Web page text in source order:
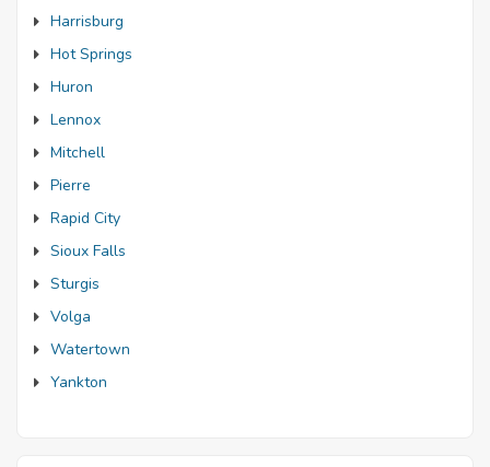
Harrisburg
Hot Springs
Huron
Lennox
Mitchell
Pierre
Rapid City
Sioux Falls
Sturgis
Volga
Watertown
Yankton